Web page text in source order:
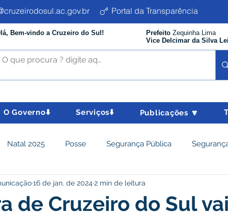
Portal da Transparência
Bem-vindo a Cruzeiro do Sul! Prefeito Zequinha Lima
Vice Delcimar da Silva
O Governo⬇️ Serviços⬇️ Publicações 🔽
Natal 2025 Posse Segurança Pública
Social e Cidadania Parcerias
de Cruzeiro do Sul vai
16 de jan. de 20242 min de leitura